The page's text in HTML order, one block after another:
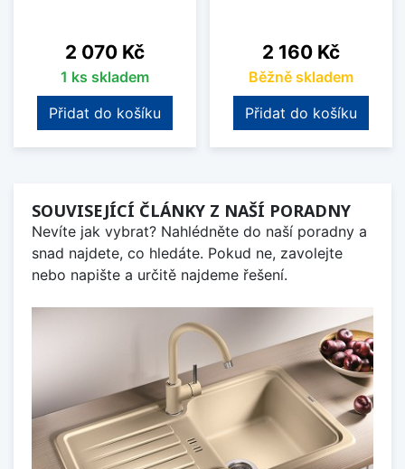
Cena
2 070 Kč
1 ks skladem
Přidat do košíku
Cena
2 160 Kč
Běžně skladem
Přidat do košíku
SOUVISEJÍCÍ ČLÁNKY Z NAŠÍ PORADNY
Nevíte jak vybrat? Nahlédněte do naší poradny a
snad najdete, co hledáte. Pokud ne, zavolejte
nebo napište a určitě najdeme řešení.